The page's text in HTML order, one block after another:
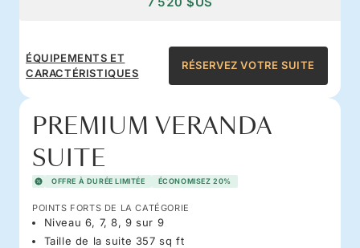
ÉQUIPEMENTS ET
CARACTÉRISTIQUES
RÉSERVEZ VOTRE SUITE
PREMIUM VERANDA
SUITE
OFFRE À DURÉE LIMITÉE ÉCONOMISEZ 20%
POINTS FORTS DE LA CATÉGORIE
Niveau 6, 7, 8, 9 sur 9
Taille de la suite 357 sq ft